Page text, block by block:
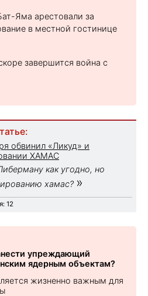
Яма арестовали за
в местной гостинице
завершится война с
обвинил «Ликуд» и
ХАМАС
как угодно, но
хамас? »
12
упреждающий
ядерным объектам?
жизненно важным для